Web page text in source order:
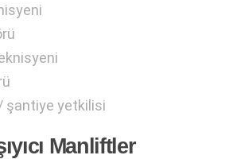
şantiye yetkilisi
Manliftler